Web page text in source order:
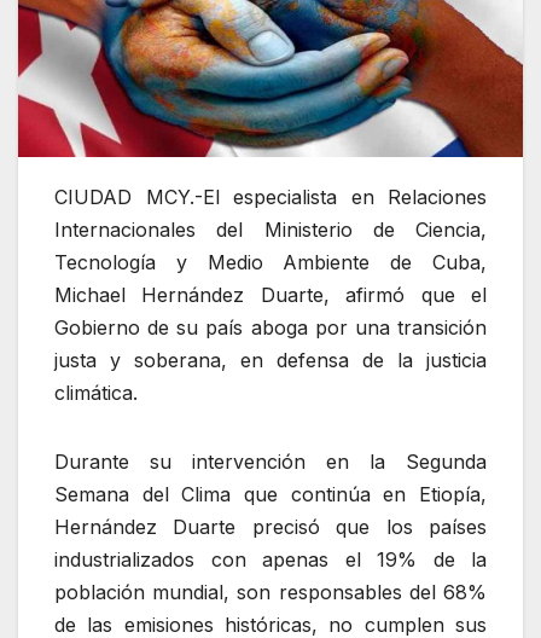
CIUDAD MCY.-El especialista en Relaciones
Internacionales del Ministerio de Ciencia,
Tecnología y Medio Ambiente de Cuba,
Michael Hernández Duarte, afirmó que el
Gobierno de su país aboga por una transición
justa y soberana, en defensa de la justicia
climática.
Durante su intervención en la Segunda
Semana del Clima que continúa en Etiopía,
Hernández Duarte precisó que los países
industrializados con apenas el 19% de la
población mundial, son responsables del 68%
de las emisiones históricas, no cumplen sus